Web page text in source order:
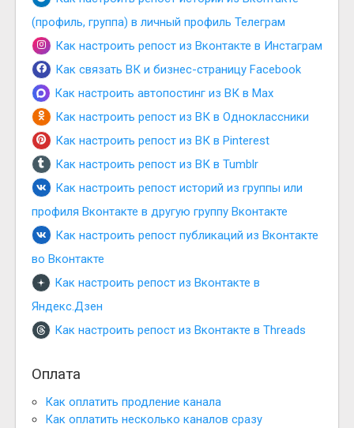
(профиль, группа) в личный профиль Телеграм
Как настроить репост из Вконтакте в Инстаграм
Как связать ВК и бизнес-страницу Facebook
Как настроить автопостинг из ВК в Max
Как настроить репост из ВК в Одноклассники
Как настроить репост из ВК в Pinterest
Как настроить репост из ВК в Tumblr
Как настроить репост историй из группы или
профиля Вконтакте в другую группу Вконтакте
Как настроить репост публикаций из Вконтакте
во Вконтакте
Как настроить репост из Вконтакте в
Яндекс.Дзен
Как настроить репост из Вконтакте в Threads
Оплата
Как оплатить продление канала
Как оплатить несколько каналов сразу